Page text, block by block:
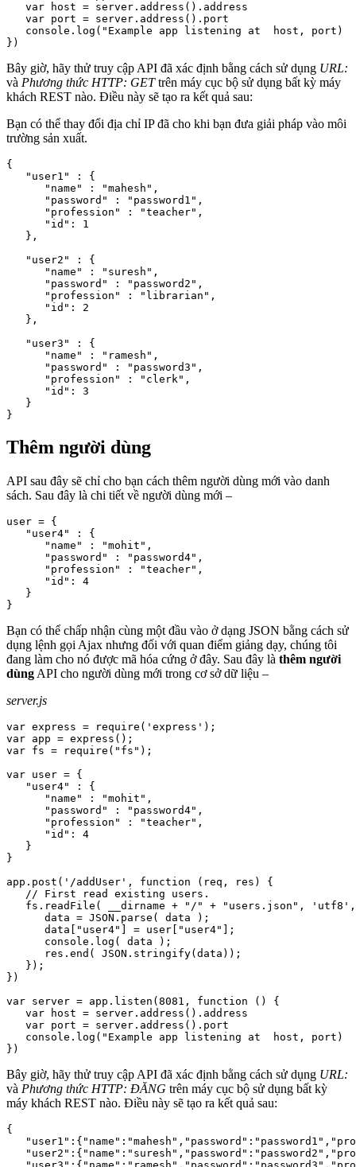
   var host = server.address().address
   var port = server.address().port
   console.log("Example app listening at  host, port)
Bây giờ, hãy thử truy cập API đã xác định bằng cách sử dụng URL:
và Phương thức HTTP: GETtrên máy cục bộ sử dụng bất kỳ máy
khách REST nào. Điều này sẽ tạo ra kết quả sau:
Bạn có thể thay đổi địa chỉ IP đã cho khi bạn đưa giải pháp vào môi
trường sản xuất.
{
   "user1" : {
      "name" : "mahesh",
      "password" : "password1",
      "profession" : "teacher",
      "id": 1
   },
   "user2" : {
      "name" : "suresh",
      "password" : "password2",
      "profession" : "librarian",
      "id": 2
   },
   "user3" : {
      "name" : "ramesh",
      "password" : "password3",
      "profession" : "clerk",
      "id": 3
   }
Thêm người dùng
API sau đây sẽ chỉ cho bạn cách thêm người dùng mới vào danh
sách. Sau đây là chi tiết về người dùng mới –
user = {
   "user4" : {
      "name" : "mohit",
      "password" : "password4",
      "profession" : "teacher",
      "id": 4
   }
Bạn có thể chấp nhận cùng một đầu vào ở dạng JSON bằng cách sử
dụng lệnh gọi Ajax nhưng đối với quan điểm giảng dạy, chúng tôi
đang làm cho nó được mã hóa cứng ở đây. Sau đây là thêm người
dùng API cho người dùng mới trong cơ sở dữ liệu –
server.js
var express = require('express');
var app = express();
var fs = require("fs");
var user = {
   "user4" : {
      "name" : "mohit",
      "password" : "password4",
      "profession" : "teacher",
      "id": 4
   }
}
app.post('/addUser', function (req, res) {
   // First read existing users.
fs.readFile( __dirname + "/" + "users.json",
      data = JSON.parse( data );
      data["user4"] = user["user4"];
      console.log( data );
      res.end( JSON.stringify(data));
   });
})
var server = app.listen(8081, function () {
   var host = server.address().address
   var port = server.address().port
   console.log("Example app listening at  host, port)
Bây giờ, hãy thử truy cập API đã xác định bằng cách sử dụng URL:
và Phương thức HTTP: ĐĂNG trên máy cục bộ sử dụng bất kỳ
máy khách REST nào. Điều này sẽ tạo ra kết quả sau:
{